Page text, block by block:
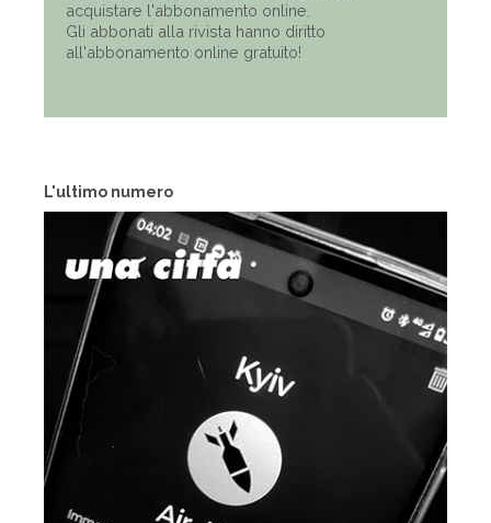
L'ultimo numero
acquistare l'abbonamento online.
Gli abbonati alla rivista hanno diritto
all'abbonamento online gratuito!